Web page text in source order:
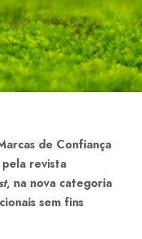
de Confiança
revista
, na nova categoria
sem fins